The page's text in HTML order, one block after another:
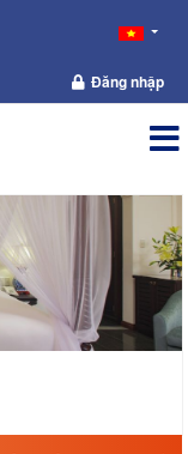
Đăng nhập